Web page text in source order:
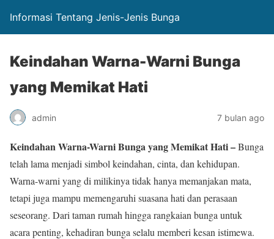
Informasi Tentang Jenis-Jenis Bunga
Keindahan Warna-Warni Bunga
yang Memikat Hati
admin 7 bulan ago
Keindahan Warna-Warni Bunga yang Memikat Hati –Bunga
telah lama menjadi simbol keindahan, cinta, dan kehidupan.
Warna-warni yang di milikinya tidak hanya memanjakan mata,
tetapi juga mampu memengaruhi suasana hati dan perasaan
seseorang. Dari taman rumah hingga rangkaian bunga untuk
acara penting, kehadiran bunga selalu memberi kesan istimewa.